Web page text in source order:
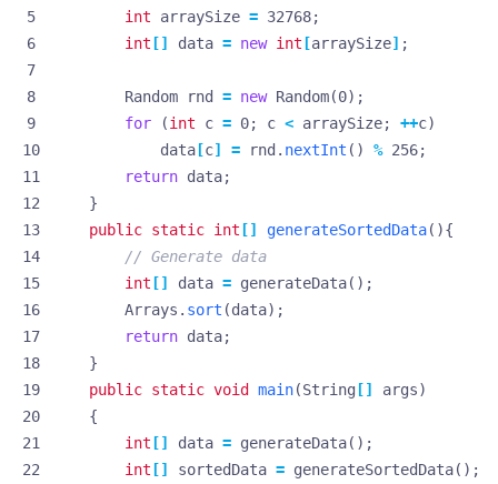
int
arraySize = 32768;
int [] data = new int [arraySize] ;
Random rnd = new Random(0);
for
(int c = 0; c < arraySize; ++c)
data [c] = rnd . nextInt () % 256;
return data;
}
public static int [] generateSortedData(){
// Generate data
int [] data = generateData();
Arrays . sort (data);
return data;
}
public static void main(String [] args)
{
int [] data = generateData();
int [] sortedData = generateSortedData();